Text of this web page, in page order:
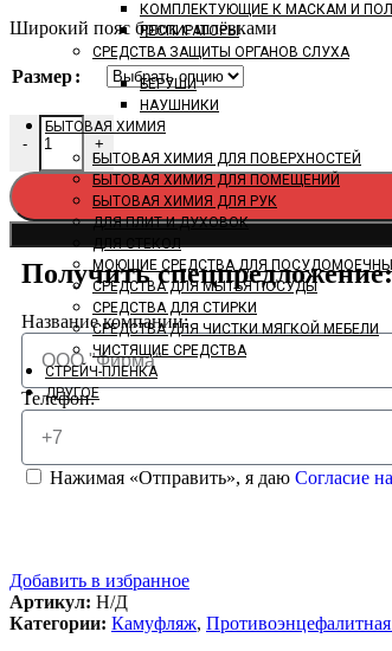
КОМПЛЕКТУЮЩИЕ К МАСКАМ И
РЕСПИРАТОРЫ
СРЕДСТВА ЗАЩИТЫ ОРГАНОВ СЛУХА
БЕРУШИ
НАУШНИКИ
БЫТОВАЯ ХИМИЯ
БЫТОВАЯ ХИМИЯ ДЛЯ ПОВЕРХНОСТЕЙ
БЫТОВАЯ ХИМИЯ ДЛЯ ПОМЕЩЕНИЙ
БЫТОВАЯ ХИМИЯ ДЛЯ РУК
ДЛЯ ПЛИТ И ДУХОВОК
ДЛЯ СТЕКОЛ
МОЮЩИЕ СРЕДСТВА ДЛЯ
СРЕДСТВА ДЛЯ МЫТЬЯ ПОСУДЫ
СРЕДСТВА ДЛЯ СТИРКИ
СРЕДСТВА ДЛЯ ЧИСТКИ МЯГКОЙ МЕБЕЛИ
ЧИСТЯЩИЕ СРЕДСТВА
СТРЕЙЧ-ПЛЕНКА
ДРУГОЕ
Широкий пояс брюк с шлёвками
Размер
- +
Получить спецпредложение:
Название компании:
Телефон:
Нажимая «Отправить», я даю Согласие
Добавить в избранное
Артикул: Н/Д
Категории: Камуфляж,